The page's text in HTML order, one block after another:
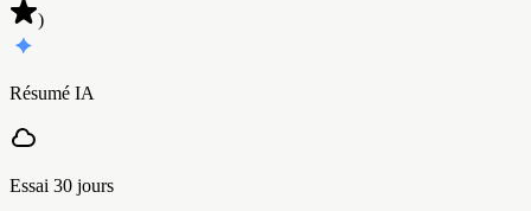
)
Résumé IA
Essai 30 jours